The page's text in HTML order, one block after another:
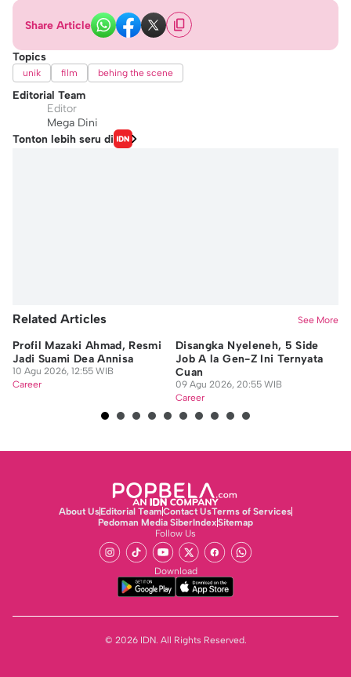
Share Article
Topics
unik film behing the scene
Editorial Team
Editor
Mega Dini
Tonton lebih seru di
Related Articles See More
Profil Mazaki Ahmad, Resmi
Jadi Suami Dea Annisa
10 Agu 2026, 12:55 WIB
Career
Disangka Nyeleneh, 5 Side
Job A la Gen-Z Ini Ternyata
Cuan
09 Agu 2026, 20:55 WIB
Career
About UsEditorial TeamContact UsTerms of Services
Pedoman Media SiberIndexSitemap
Follow Us
Download
© 2026 IDN. All Rights Reserved.